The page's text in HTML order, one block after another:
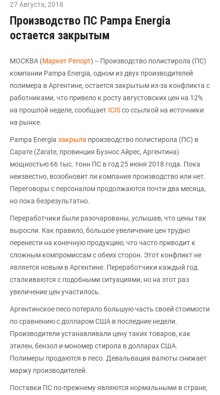
27 Августа, 2018
Производство ПС Pampa Energia
остается закрытым
МОСКВА (Маркет Репорт) -- Производство полистирола (ПС)
компании Pampa Energia, одном из двух производителей
полимера в Аргентине, остается закрытым из-за конфликта с
работниками, что привело к росту августовских цен на 12%
на прошлой неделе, сообщает ICISсо ссылкой на источники
на рынке.
Pampa Energia закрыла производство полистирола (ПС) в
Сарате (Zarate, провинция Буэнос Айрес, Аргентина)
мощностью 66 тыс. тонн ПС в год 25 июня 2018 года. Пока
неизвестно, возобновит ли компания производство или нет.
Переговоры с персоналом продолжаются почти два месяца,
но пока безрезультатно.
Переработчики были разочарованы, услышав, что цены так
выросли. Как правило, большое увеличение цен трудно
перенести на конечную продукцию, что часто приводит к
сложным компромиссам с обеих сторон. Этот конфликт не
является новым в Аргентине. Переработчики каждый год
сталкиваются с подобными ситуациями, но на этот раз
увеличение цен участилось.
Аргентинское песо потеряло большую часть своей стоимости
по сравнению с долларом США в последние недели.
Производители устанавливали цену таких товаров, как
этилен, бензол и мономер стирола в долларах США.
Полимеры продаются в песо. Девальвация валюты снижает
маржу производителей.
Поставки ПС по-прежнему являются нормальными в стране,